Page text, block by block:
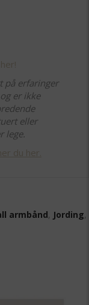
her!
på erfaringer
er ikke
eller
lege.
du her.
armbånd, Jording,